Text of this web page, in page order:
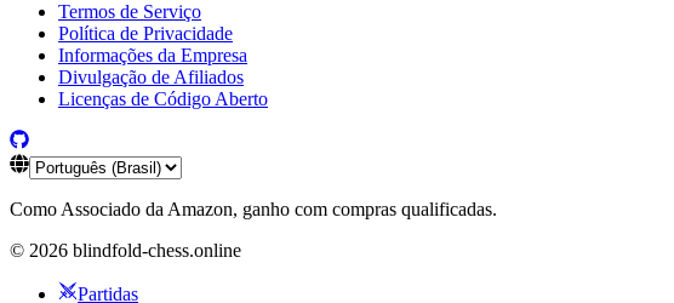
Termos de Serviço
Política de Privacidade
Informações da Empresa
Divulgação de Afiliados
Licenças de Código Aberto
Como Associado da Amazon, ganho com compras qualificadas.
© 2026 blindfold-chess.online
Partidas